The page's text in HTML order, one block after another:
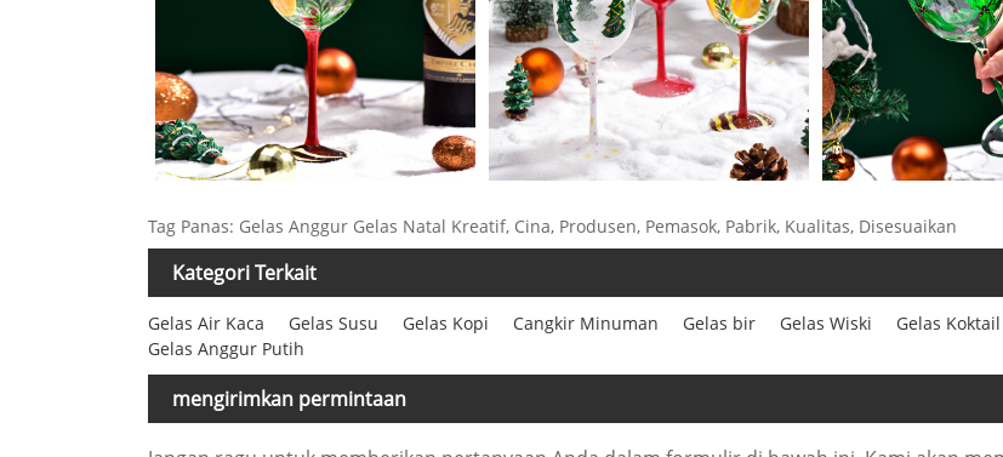
Tag Panas: Gelas Anggur Gelas Natal Kreatif, Cina, Produsen, Pemasok, Pabrik, Kualitas, Disesuaikan
Kategori Terkait
Gelas Air Kaca Gelas Susu Gelas Kopi Cangkir Minuman Gelas bir Gelas Wiski Gelas Koktail
Gelas Anggur Putih
mengirimkan permintaan